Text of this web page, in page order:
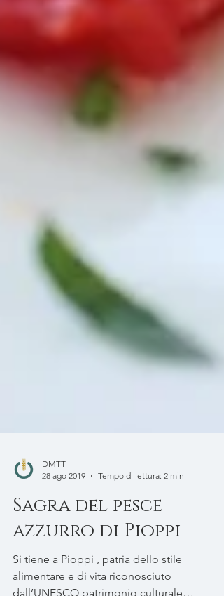
28 ago 2019
Tempo di lettura: 2 min
Sagra del pesce
azzurro di Pioppi
Si tiene a Pioppi , patria dello stile